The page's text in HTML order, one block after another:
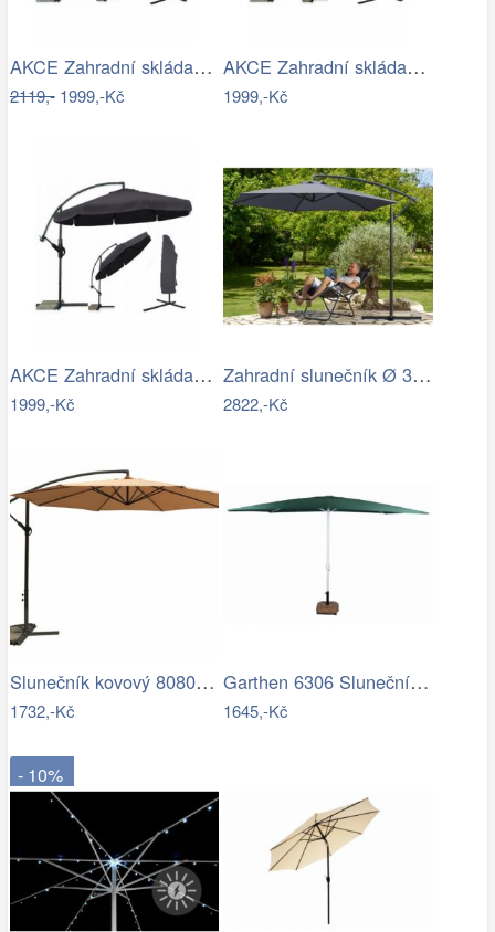
AKCE Zahradní skládací slunečník LEVI…
2119,-1999,-Kč
AKCE Zahradní skládací slunečník LEVI…
1999,-Kč
AKCE Zahradní skládací slunečník LEVI…
1999,-Kč
Zahradní slunečník Ø 330 cm D2557…
2822,-Kč
Slunečník kovový 8080 ø350 ROJAPLAST
1732,-Kč
Garthen 6306 Slunečník obdélníkový 2x3…
1645,-Kč
- 10%